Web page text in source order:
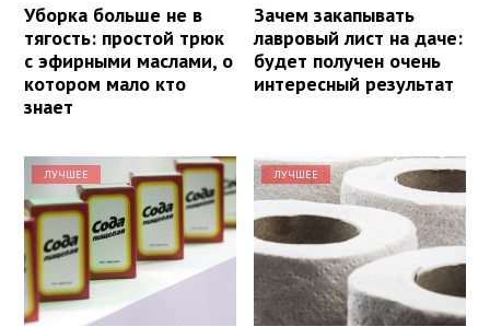
Уборка больше не в
тягость: простой трюк
с эфирными маслами, о
котором мало кто
знает
Зачем закапывать
лавровый лист на даче:
будет получен очень
интересный результат
ЛУЧШЕЕ ЛУЧШЕЕ